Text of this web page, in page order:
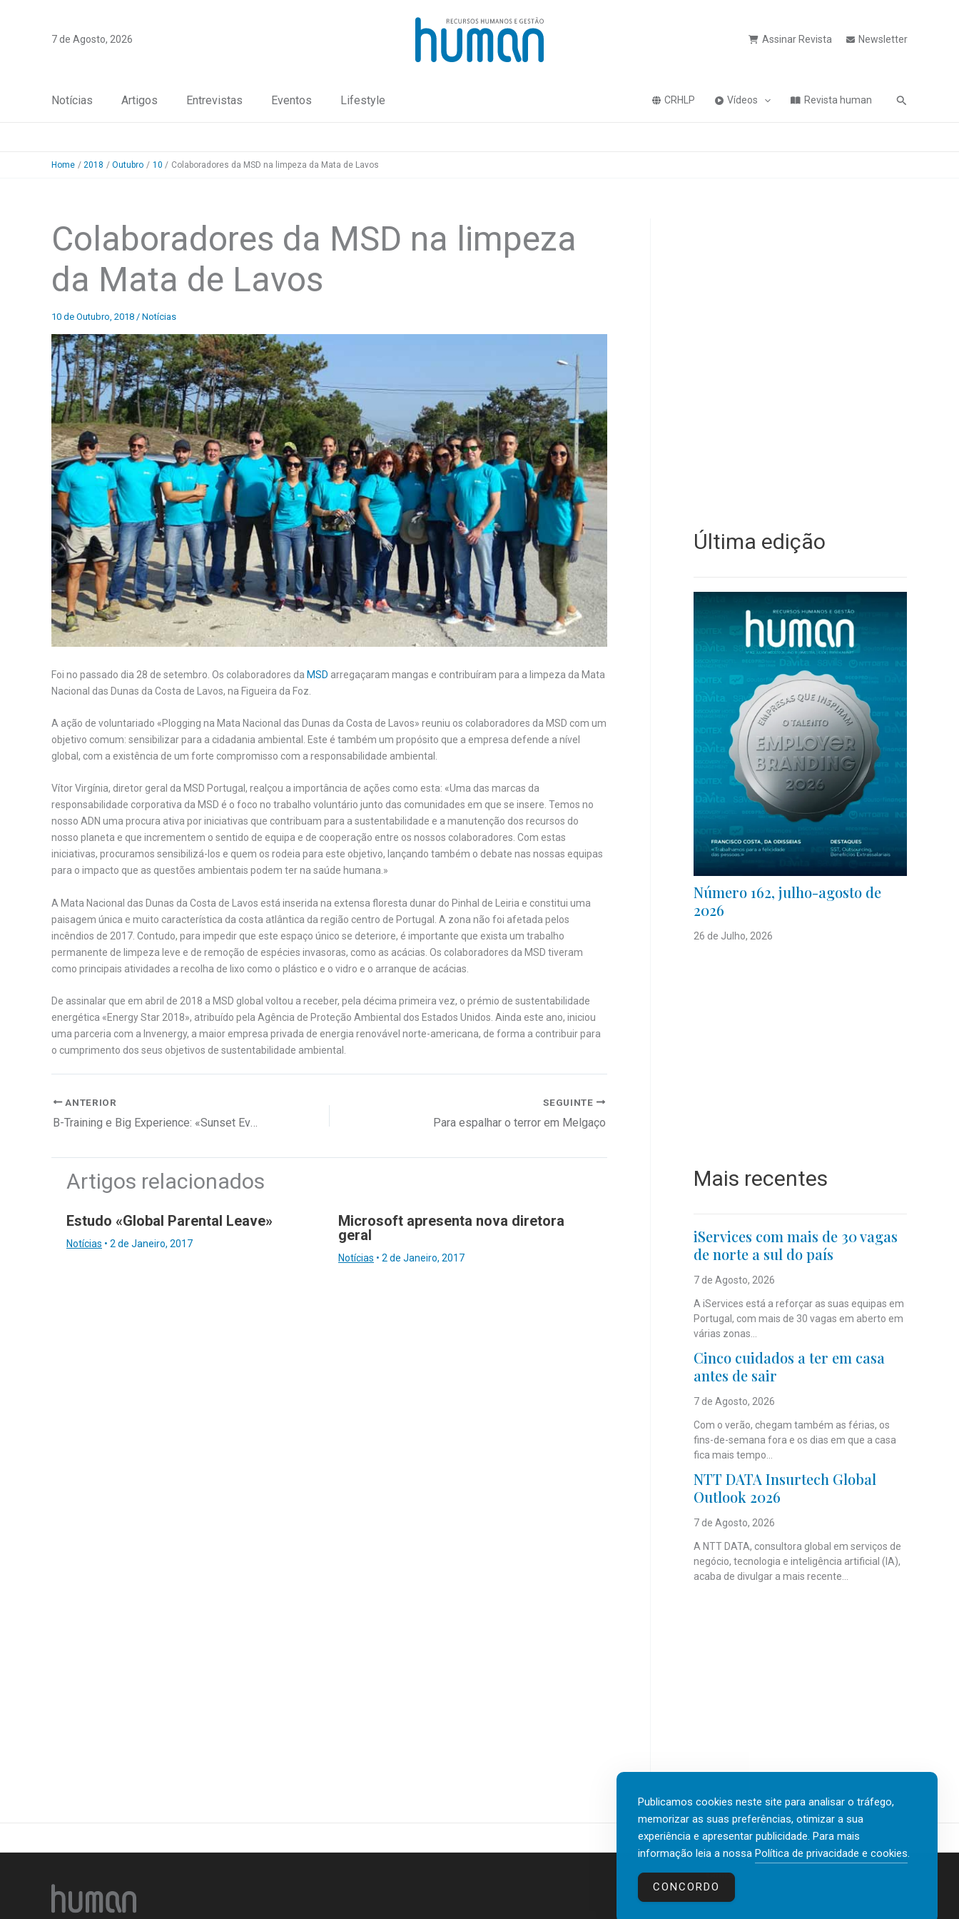
7 de Agosto, 2026 Assinar Revista Newsletter
Notícias Artigos Entrevistas Eventos Lifestyle CRHLP Vídeos Revista human Pesquisa
Home 2018 Outubro 10 Colaboradores da MSD na limpeza da Mata de Lavos
Colaboradores da MSD na limpeza
da Mata de Lavos
10 de Outubro, 2018 / Notícias
Foi no passado dia 28 de setembro. Os colaboradores da MSD arregaçaram mangas e contribuíram para a limpeza da Mata
Nacional das Dunas da Costa de Lavos, na Figueira da Foz.
A ação de voluntariado «Plogging na Mata Nacional das Dunas da Costa de Lavos» reuniu os colaboradores da MSD com um
objetivo comum: sensibilizar para a cidadania ambiental. Este é também um propósito que a empresa defende a nível
global, com a existência de um forte compromisso com a responsabilidade ambiental.
Vítor Virgínia, diretor geral da MSD Portugal, realçou a importância de ações como esta: «Uma das marcas da
responsabilidade corporativa da MSD é o foco no trabalho voluntário junto das comunidades em que se insere. Temos no
nosso ADN uma procura ativa por iniciativas que contribuam para a sustentabilidade e a manutenção dos recursos do
nosso planeta e que incrementem o sentido de equipa e de cooperação entre os nossos colaboradores. Com estas
iniciativas, procuramos sensibilizá-los e quem os rodeia para este objetivo, lançando também o debate nas nossas equipas
para o impacto que as questões ambientais podem ter na saúde humana.»
A Mata Nacional das Dunas da Costa de Lavos está inserida na extensa floresta dunar do Pinhal de Leiria e constitui uma
paisagem única e muito característica da costa atlântica da região centro de Portugal. A zona não foi afetada pelos
incêndios de 2017. Contudo, para impedir que este espaço único se deteriore, é importante que exista um trabalho
permanente de limpeza leve e de remoção de espécies invasoras, como as acácias. Os colaboradores da MSD tiveram
como principais atividades a recolha de lixo como o plástico e o vidro e o arranque de acácias.
De assinalar que em abril de 2018 a MSD global voltou a receber, pela décima primeira vez, o prémio de sustentabilidade
energética «Energy Star 2018», atribuído pela Agência de Proteção Ambiental dos Estados Unidos. Ainda este ano, iniciou
uma parceria com a Invenergy, a maior empresa privada de energia renovável norte-americana, de forma a contribuir para
o cumprimento dos seus objetivos de sustentabilidade ambiental.
ANTERIOR SEGUINTE
Para espalhar o terror em Melgaço
Artigos relacionados
Estudo «Global Parental Leave»
Notícias • 2 de Janeiro, 2017
Microsoft apresenta nova diretora
geral
Notícias • 2 de Janeiro, 2017
Última edição
Número 162, julho-agosto de
2026
26 de Julho, 2026
Mais recentes
iServices com mais de 30 vagas
de norte a sul do país
7 de Agosto, 2026
A iServices está a reforçar as suas equipas em
Portugal, com mais de 30 vagas em aberto em
várias zonas...
Cinco cuidados a ter em casa
antes de sair
7 de Agosto, 2026
Com o verão, chegam também as férias, os
fins-de-semana fora e os dias em que a casa
fica mais tempo...
NTT DATA Insurtech Global
Outlook 2026
7 de Agosto, 2026
A NTT DATA, consultora global em serviços de
negócio, tecnologia e inteligência artificial (IA),
acaba de divulgar a mais recente...
Contactos
Publicamos cookies neste site para analisar o tráfego,
memorizar as suas preferências, otimizar a sua
experiência e apresentar publicidade. Para mais
informação leia a nossa Política de privacidade e cookies.
CONCORDO